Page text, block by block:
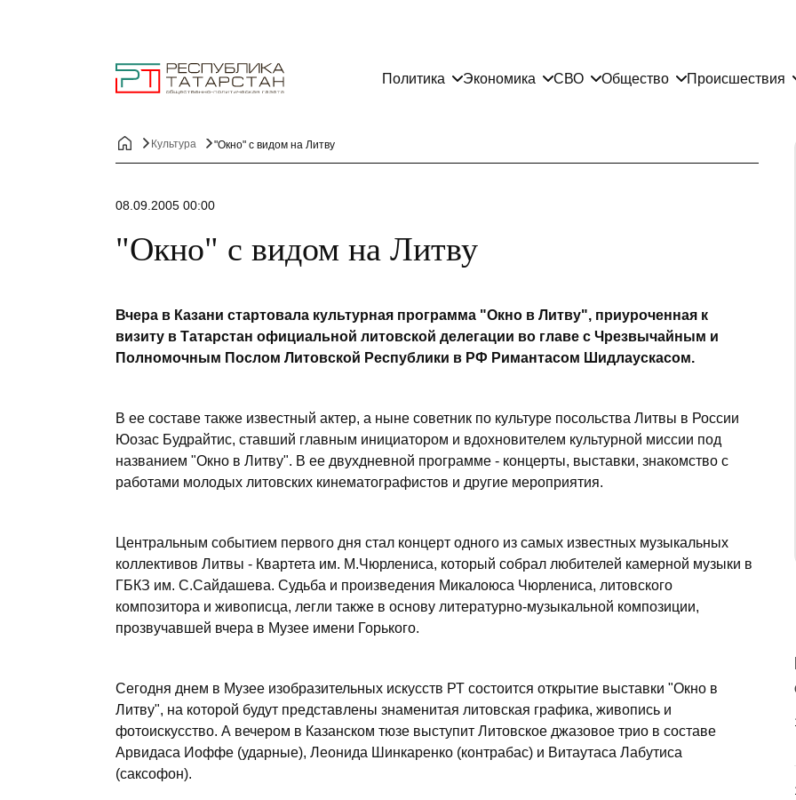
Политика Экономика СВО Общество Происшествия
Культура "Окно" с видом на Литву
08.09.2005 00:00
"Окно" с видом на Литву
Вчера в Казани стартовала культурная программа "Окно в Литву", приуроченная к
визиту в Татарстан официальной литовской делегации во главе с Чрезвычайным и
Полномочным Послом Литовской Республики в РФ Римантасом Шидлаускасом.
В ее составе также известный актер, а ныне советник по культуре посольства Литвы в России
Юозас Будрайтис, ставший главным инициатором и вдохновителем культурной миссии под
названием "Окно в Литву". В ее двухдневной программе - концерты, выставки, знакомство с
работами молодых литовских кинематографистов и другие мероприятия.
Центральным событием первого дня стал концерт одного из самых известных музыкальных
коллективов Литвы - Квартета им. М.Чюрлениса, который собрал любителей камерной музыки в
ГБКЗ им. С.Сайдашева. Судьба и произведения Микалоюса Чюрлениса, литовского
композитора и живописца, легли также в основу литературно-музыкальной композиции,
прозвучавшей вчера в Музее имени Горького.
Сегодня днем в Музее изобразительных искусств РТ состоится открытие выставки "Окно в
Литву", на которой будут представлены знаменитая литовская графика, живопись и
фотоискусство. А вечером в Казанском тюзе выступит Литовское джазовое трио в составе
Арвидаса Иоффе (ударные), Леонида Шинкаренко (контрабас) и Витаутаса Лабутиса
(саксофон).